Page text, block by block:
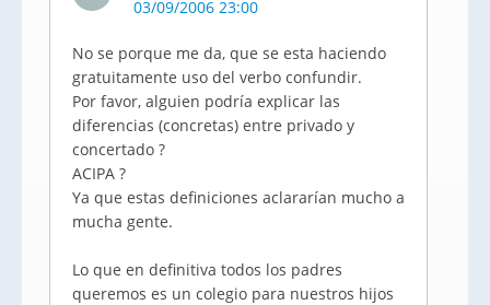
03/09/2006 23:00
No se porque me da, que se esta haciendo
gratuitamente uso del verbo confundir.
Por favor, alguien podría explicar las
diferencias (concretas) entre privado y
concertado ?
ACIPA ?
Ya que estas definiciones aclararían mucho a
mucha gente.
Lo que en definitiva todos los padres
queremos es un colegio para nuestros hijos